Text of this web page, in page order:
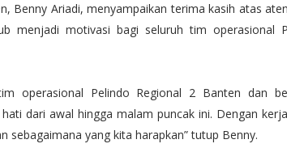
Benny Ariadi, menyampaikan terima kasih atas
menjadi motivasi bagi seluruh tim operasional
operasional Pelindo Regional 2 Banten dan
dari awal hingga malam puncak ini. Dengan
yang kita harapkan” tutup Benny.